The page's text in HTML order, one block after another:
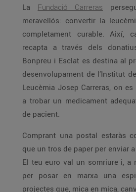
La Fundació Carreras
meravellós: convertir la
completament curable. Així,
recapta a través dels
Bonpreu i Esclat es destina al
desenvolupament de l’Institut
Leucèmia Josep Carreras, on
a trobar un medicament
de pacient.
Comprant una postal estaràs
que un tros de paper per enviar
El teu euro val un somriure i, a
per posar en marxa una
projectes que, mica en mica,